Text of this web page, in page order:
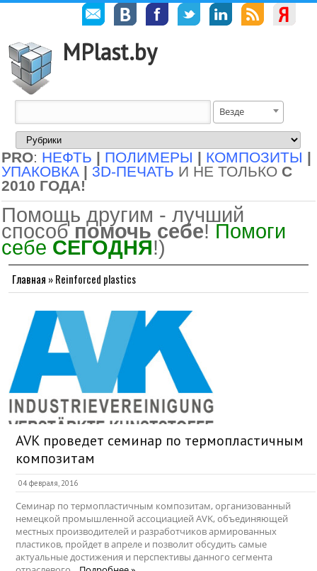
MPlast.by
Везде
PRO: НЕФТЬ | ПОЛИМЕРЫ | КОМПОЗИТЫ |
УПАКОВКА | 3D-ПЕЧАТЬ И НЕ ТОЛЬКО С
2010 ГОДА!
Помощь другим - лучший
способ помочь себе! Помоги
себе СЕГОДНЯ!)
Главная »Reinforced plastics
AVK проведет семинар по термопластичным
композитам
04 февраля, 2016
Семинар по термопластичным композитам, организованный
немецкой промышленной ассоциацией AVK, объединяющей
местных производителей и разработчиков армированных
пластиков, пройдет в апреле и позволит обсудить самые
актуальные достижения и перспективы данного сегмента